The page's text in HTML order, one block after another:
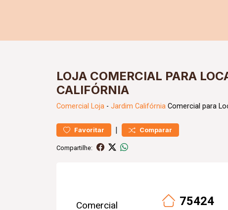
LOJA COMERCIAL PARA
CALIFÓRNIA
Comercial Loja - Jardim Califórnia Comercial para
Favoritar | Comparar
Compartilhe:
Comercial 75424